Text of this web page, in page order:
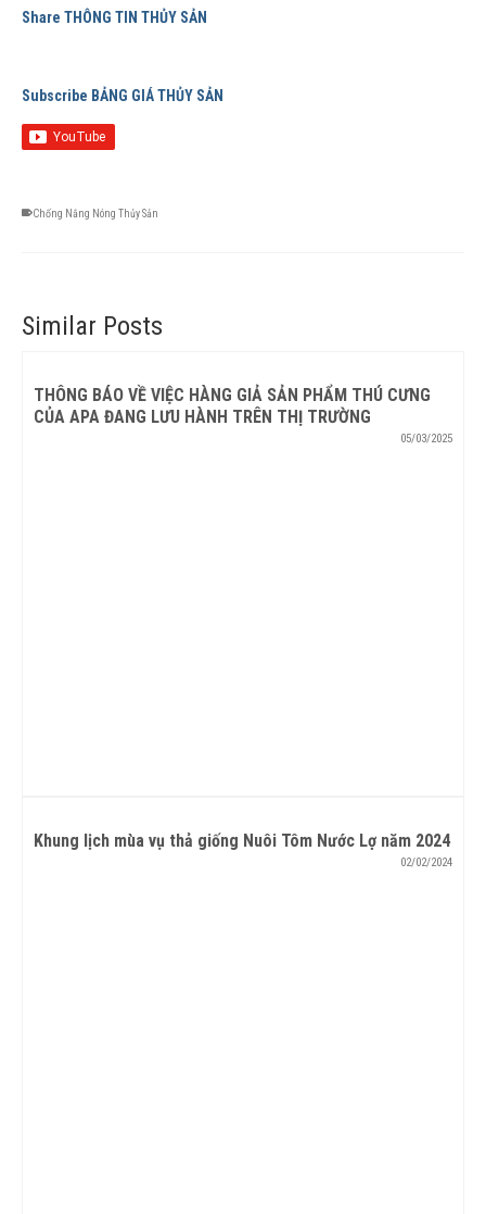
Share THÔNG TIN THỦY SẢN
Subscribe BẢNG GIÁ THỦY SẢN
Chống Nắng Nóng Thủy Sản
Similar Posts
THÔNG BÁO VỀ VIỆC HÀNG GIẢ SẢN PHẨM THÚ CƯNG
CỦA APA ĐANG LƯU HÀNH TRÊN THỊ TRƯỜNG
05/03/2025
Khung lịch mùa vụ thả giống Nuôi Tôm Nước Lợ năm 2024
02/02/2024